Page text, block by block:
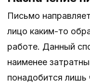
Письмо
лицо каким-то
работе. Данный
наименее
понадобится лишь